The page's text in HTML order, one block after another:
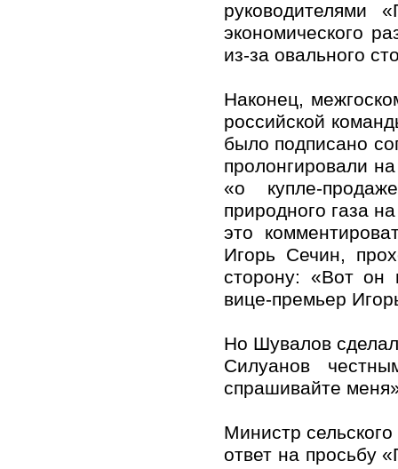
руководителями
экономического
из-за овального
Наконец,
российской
было подписано
пролонгировали
«о купле-
природного газа
это
Игорь Сечин,
сторону: «Вот он
вице-премьер
Но Шувалов
Силуанов
спрашивайте
Министр
ответ на просьбу